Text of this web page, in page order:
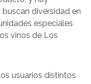
diversidad en
especiales
vinos de Los
usuarios distintos